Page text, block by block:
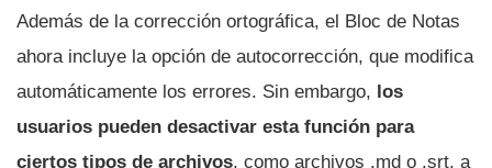
Además de la corrección ortográfica, el Bloc de Notas
ahora incluye la opción de autocorrección, que modifica
automáticamente los errores. Sin embargo, los
usuarios pueden desactivar esta función para
ciertos tipos de archivos, como archivos .md o .srt, a